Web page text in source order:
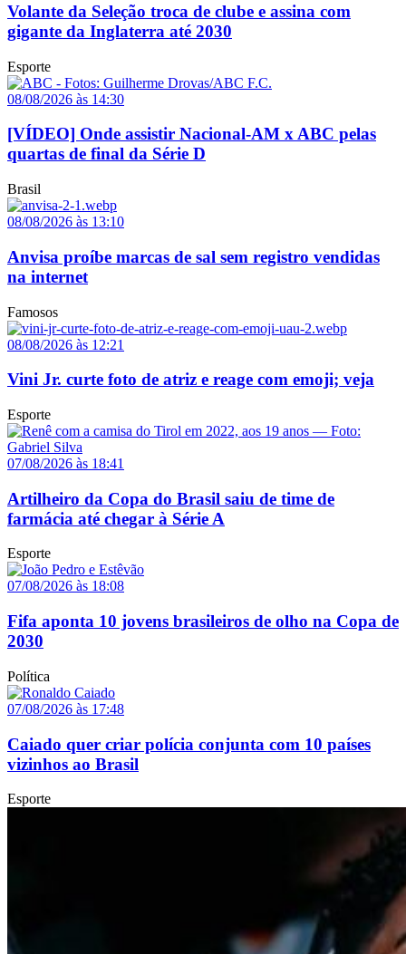
Volante da Seleção troca de clube e assina com
gigante da Inglaterra até 2030
Esporte
08/08/2026 às 14:30
[VÍDEO] Onde assistir Nacional-AM x ABC pelas
quartas de final da Série D
Brasil
08/08/2026 às 13:10
Anvisa proíbe marcas de sal sem registro vendidas
na internet
Famosos
08/08/2026 às 12:21
Vini Jr. curte foto de atriz e reage com emoji; veja
Esporte
07/08/2026 às 18:41
Artilheiro da Copa do Brasil saiu de time de
farmácia até chegar à Série A
Esporte
07/08/2026 às 18:08
Fifa aponta 10 jovens brasileiros de olho na Copa de
2030
Política
07/08/2026 às 17:48
Caiado quer criar polícia conjunta com 10 países
vizinhos ao Brasil
Esporte